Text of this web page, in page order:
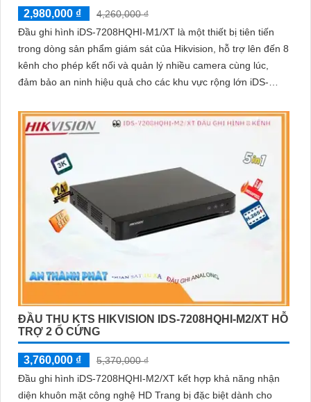
2,980,000 ₫
4,260,000 ₫
Đầu ghi hình iDS-7208HQHI-M1/XT là một thiết bị tiên tiến
trong dòng sản phẩm giám sát của Hikvision, hỗ trợ lên đến 8
kênh cho phép kết nối và quản lý nhiều camera cùng lúc,
đảm bảo an ninh hiệu quả cho các khu vực rộng lớn iDS-
dàng nhận diện các đối tượngThiết bị thu hình HD iDS-
7208HQHI-M1/XT của iDS Technology thuộc dòng sản phẩm
4K, chất lượng hình ảnh sắc nét.
ĐẦU THU KTS HIKVISION IDS-7208HQHI-M2/XT HỖ
TRỢ 2 Ổ CỨNG
3,760,000 ₫
5,370,000 ₫
Đầu ghi hình iDS-7208HQHI-M2/XT kết hợp khả năng nhận
diện khuôn mặt công nghệ HD Trang bị đặc biệt dành cho